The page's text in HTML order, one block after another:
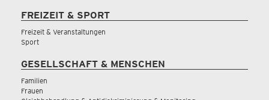
FREIZEIT & SPORT
Freizeit & Veranstaltungen
Sport
GESELLSCHAFT & MENSCHEN
Familien
Frauen